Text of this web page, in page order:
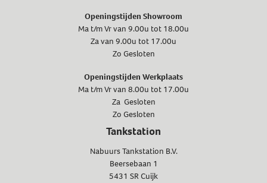
Openingstijden Showroom
Ma t/m Vr van 9.00u tot 18.00u
Za van 9.00u tot 17.00u
Zo Gesloten
Openingstijden Werkplaats
Ma t/m Vr van 8.00u tot 17.00u
Za Gesloten
Zo Gesloten
Tankstation
Nabuurs Tankstation B.V.
Beersebaan 1
5431 SR Cuijk